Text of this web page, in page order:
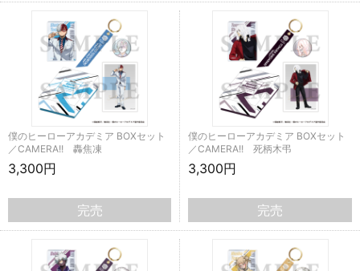
僕のヒーローアカデミア BOXセット
／CAMERA!! 轟焦凍
3,300円
完売
僕のヒーローアカデミア BOXセット
／CAMERA!! 死柄木弔
3,300円
完売